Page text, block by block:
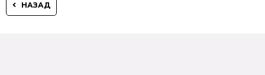
НАЗАД